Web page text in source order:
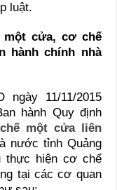
luật.
cửa, cơ chế
hành chính nhà
ngày 11/11/2015
hành Quy định
một cửa liên
nước tỉnh Quảng
thực hiện cơ chế
tại các cơ quan